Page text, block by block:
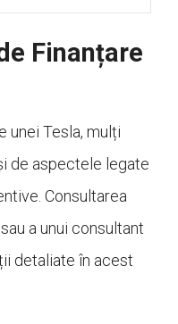
Finanțare
unei Tesla, mulți
de aspectele legate
Consultarea
a unui consultant
detaliate în acest